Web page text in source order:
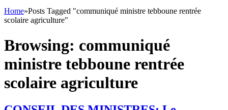
Home»Posts Tagged "communiqué ministre tebboune rentrée
scolaire agriculture"
Browsing: communiqué
ministre tebboune rentrée
scolaire agriculture